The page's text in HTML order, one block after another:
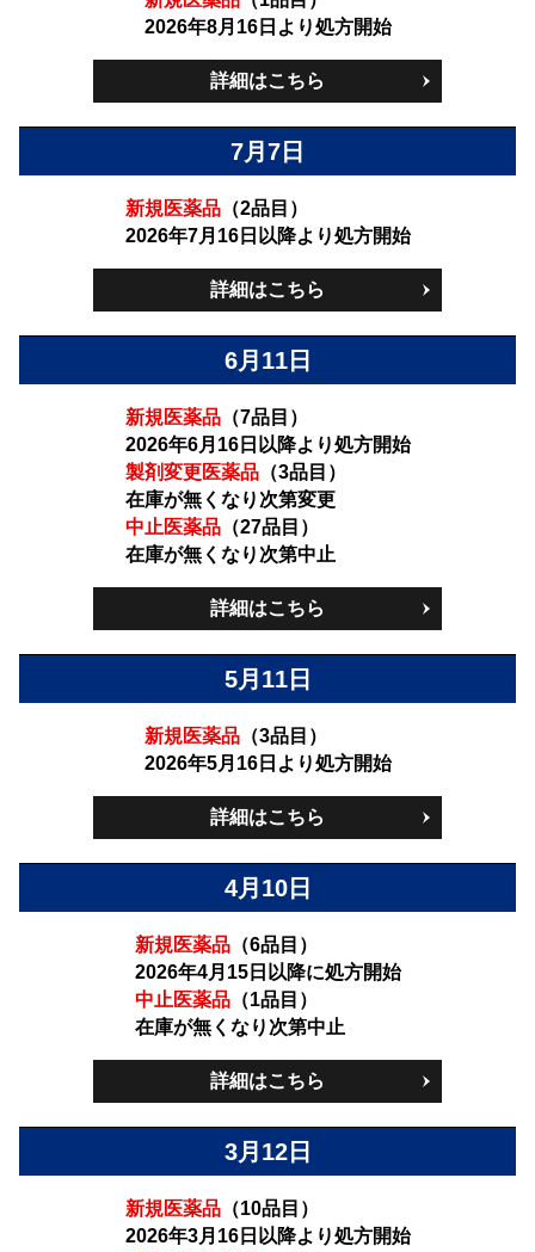
2026年8月16日より処方開始
詳細はこちら
7月7日
新規医薬品（2品目）
2026年7月16日以降より処方開始
詳細はこちら
6月11日
新規医薬品（7品目）
2026年6月16日以降より処方開始
製剤変更医薬品（3品目）
在庫が無くなり次第変更
中止医薬品（27品目）
在庫が無くなり次第中止
詳細はこちら
5月11日
新規医薬品（3品目）
2026年5月16日より処方開始
詳細はこちら
4月10日
新規医薬品（6品目）
2026年4月15日以降に処方開始
中止医薬品（1品目）
在庫が無くなり次第中止
詳細はこちら
3月12日
新規医薬品（10品目）
2026年3月16日以降より処方開始